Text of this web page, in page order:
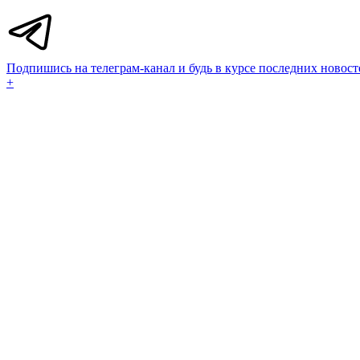
Подпишись на телеграм-канал и будь в курсе последних
+